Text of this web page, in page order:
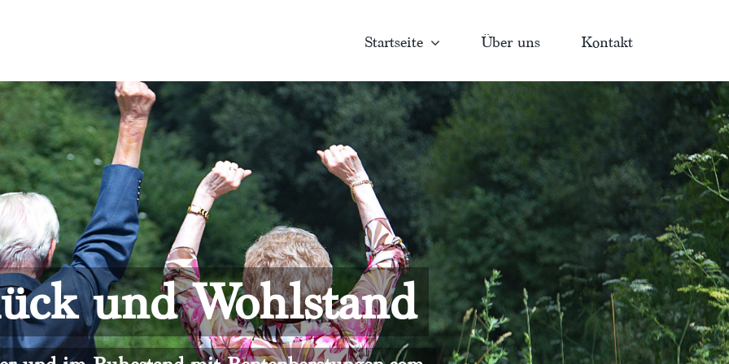
Startseite Über uns Kontakt
und Wohlstand